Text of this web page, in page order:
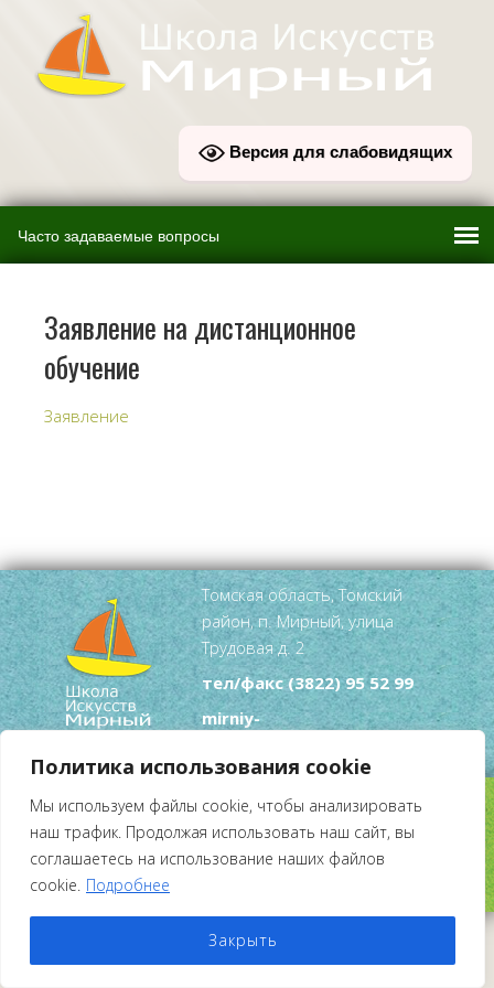
Политика использования cookie
Мы используем файлы cookie, чтобы анализировать
наш трафик. Продолжая использовать наш сайт, вы
соглашаетесь на использование наших файлов
cookie. Подробнее
Закрыть
Версия для слабовидящих
Заявление на дистанционное
обучение
Заявление
Томская область, Томский
район, п. Мирный, улица
Трудовая д. 2
тел/факс(3822) 95 52 99
mirniy-
Copyright © 2026Школа Искусств Мирный.
Создание сайтаHotProject.ru